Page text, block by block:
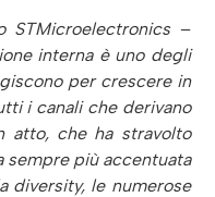
STMicroelectronics–
interna è uno degli
per crescere in
i canali che derivano
atto, che ha stravolto
sempre più accentuata
diversity, le numerose